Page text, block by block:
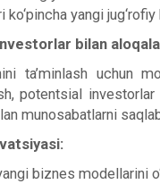
yangi
bilan
ta’minlash uchun
potentsial investorlar
munosabatlarni
biznes modellarini